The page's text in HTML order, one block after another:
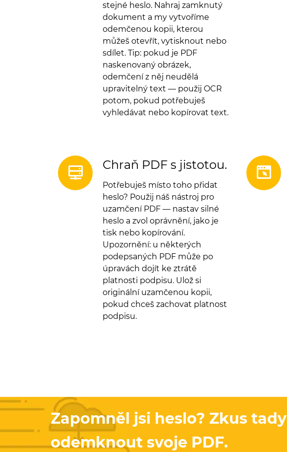
stejné heslo. Nahraj zamknutý
dokument a my vytvoříme
odemčenou kopii, kterou
můžeš otevřít, vytisknout nebo
sdílet. Tip: pokud je PDF
naskenovaný obrázek,
odemčení z něj neudělá
upravitelný text — použij OCR
potom, pokud potřebuješ
vyhledávat nebo kopírovat text.
Chraň PDF s jistotou.
Potřebuješ místo toho přidat
heslo? Použij náš nástroj pro
uzamčení PDF — nastav silné
heslo a zvol oprávnění, jako je
tisk nebo kopírování.
Upozornění: u některých
podepsaných PDF může po
úpravách dojít ke ztrátě
platnosti podpisu. Ulož si
originální uzamčenou kopii,
pokud chceš zachovat platnost
podpisu.
Zapomněl jsi heslo? Zkus tady
odemknout svoje PDF.